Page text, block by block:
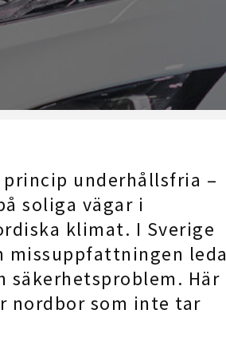
underhållsfria –
soliga vägar i
klimat. I Sverige
missuppfattningen leda
säkerhetsproblem. Här
nordbor som inte tar